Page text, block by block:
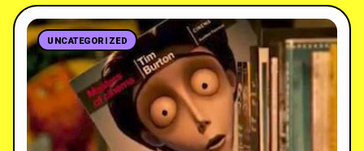
UNCATEGORIZED